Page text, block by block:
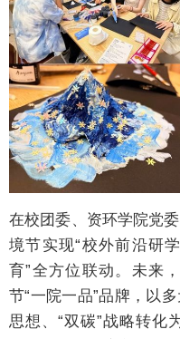
在校团委、资环学院党
境节实现“校外前沿研
育”全方位联动。未来
节“一院一品”品牌，以
思想、“双碳”战略转化